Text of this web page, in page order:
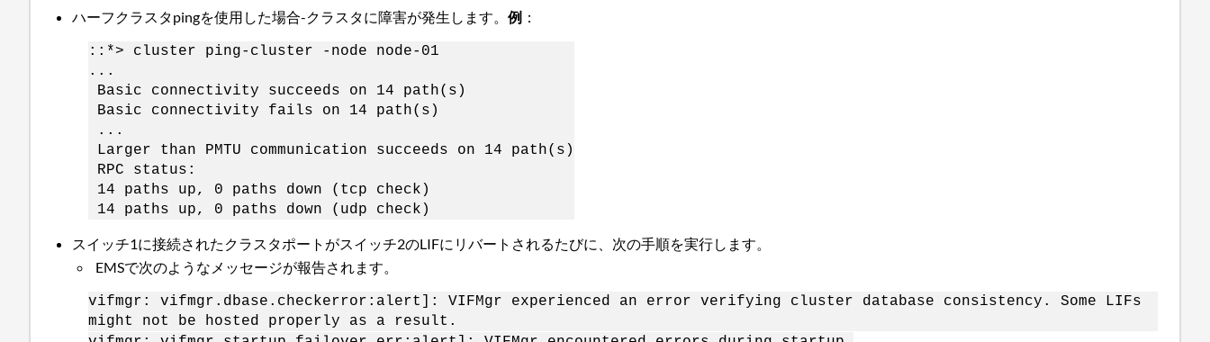
ハーフクラスタpingを使用した場合-クラスタに障害が発生します。例 ：
::*> cluster ping-cluster -node node-01
...
Basic connectivity succeeds on 14 path(s)
Basic connectivity fails on 14 path(s)
...
Larger than PMTU communication succeeds on 14 path(s)
RPC status:
14 paths up, 0 paths down (tcp check)
14 paths up, 0 paths down (udp check)
スイッチ1に接続されたクラスタポートがスイッチ2のLIFにリバートされるたびに、次の手順を実行します。
EMSで次のようなメッセージが報告されます。
vifmgr: vifmgr.dbase.checkerror:alert]: VIFMgr experienced an error verifying cluster database consistency. Some LIFs
might not be hosted properly as a result.